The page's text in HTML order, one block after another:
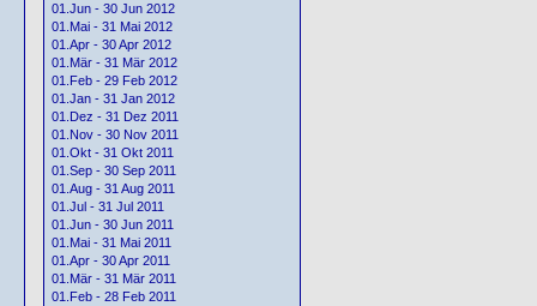
01.Jun - 30 Jun 2012
01.Mai - 31 Mai 2012
01.Apr - 30 Apr 2012
01.Mär - 31 Mär 2012
01.Feb - 29 Feb 2012
01.Jan - 31 Jan 2012
01.Dez - 31 Dez 2011
01.Nov - 30 Nov 2011
01.Okt - 31 Okt 2011
01.Sep - 30 Sep 2011
01.Aug - 31 Aug 2011
01.Jul - 31 Jul 2011
01.Jun - 30 Jun 2011
01.Mai - 31 Mai 2011
01.Apr - 30 Apr 2011
01.Mär - 31 Mär 2011
01.Feb - 28 Feb 2011